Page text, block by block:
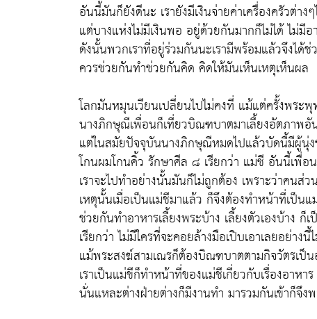
อันนี้มันก็ยังดีนะ เรายังมีเงินจ่ายค่าเครื่องครัวต่าง
แต่บางแห่งไม่มีเงินพอ อยู่ด้วยกันมากก็ไม่ได้ ไม่มี
ดังนั้นพวกเราที่อยู่ร่วมกันนะเรามีพร้อมแล้วจึงได้
ควรช่วยกันทำช่วยกันคิด คิดให้มันเห็นเหตุเห็นผล
โลกมันหมุนเวียนเปลี่ยนไปไม่คงที่ แม้แต่ครั้งพระพุ
นางภิกษุณีเพื่อนก็เที่ยวบิณฑบาตมาเลี้ยงอัตภาพอั
แต่ในสมัยปัจจุบันนางภิกษุณีหมดไปแล้วบัดนี้มีผู้นุ่
โกนผมโกนคิ้ว รักษาศีล ๘ เรียกว่า แม่ชี อันนี้เพื่
เราจะไปทำอย่างนั้นมันก็ไม่ถูกต้อง เพราะว่าคนส่
เหตุนั้นเมื่อเป็นแม่ชีมาแล้ว ก็จึงต้องทำหน้าที่เป็นแ
ช่วยกันทำอาหารเลี้ยงพระบ้าง เลี้ยงตัวเองบ้าง ก็
เรียกว่า ไม่มีใครที่จะคอยล้างมือเปิบเอาเลยอย่างนี้
แม้พระสงฆ์สามเณรก็ต้องบิณฑบาตตามกิจวัตรเป็
เราเป็นแม่ขีก็ทำหน้าที่ของแม่ชีเกี่ยวกับเรื่องอาหา
นั่นแหละต่างฝ่ายต่างก็มีงานทำ มารวมกันเข้าก็จึง